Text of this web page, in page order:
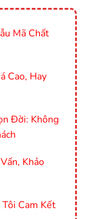
Mã Chất
Cao, Hay
Đời: Không
Khảo
Cam Kết